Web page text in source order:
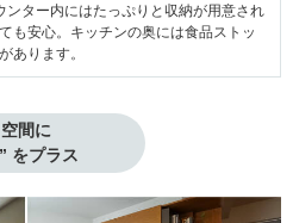
ター内にはたっぷりと収納が用意され
も安心。キッチンの奥には食品ストッ
あります。
空間に
をプラス